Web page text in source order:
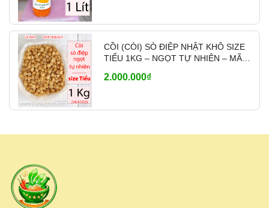
Có hỗ trợship tỉnh qua chành xe, nhà
xekhi khách mua nhiều, giao hàng nhanh
và linh hoạt theo nhu cầu.
👉Liên hệ báo giá sỉ & tư
vấn:0937.838.021
CỒI (CÒI) SÒ ĐIỆP NHẬT KHÔ SIZE
TIỂU 1KG – NGỌT TỰ NHIÊN – MÃ
2.000.000₫